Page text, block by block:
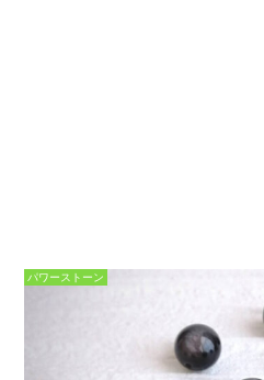
パワーストーン